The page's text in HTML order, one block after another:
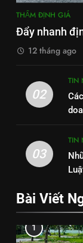
THẨM ĐỊNH GIÁ
Đẩy nhanh
12 tháng ago
02
TIN
03
TIN
Bài Viết
1